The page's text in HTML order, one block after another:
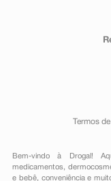
Termos
Bem-vindo à Drogal!
medicamentos ,
e bebê, conveniênciae